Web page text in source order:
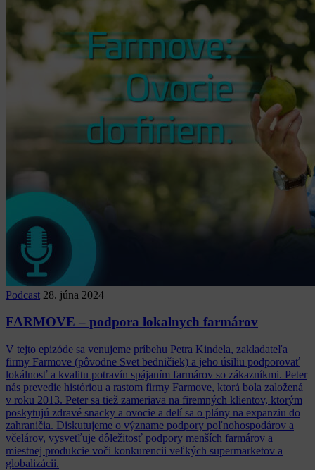
Podcast 28. júna 2024
FARMOVE – podpora lokalnych farmárov
V tejto epizóde sa venujeme príbehu Petra Kindela, zakladateľa
firmy Farmove (pôvodne Svet bedničiek) a jeho úsiliu podporovať
lokálnosť a kvalitu potravín spájaním farmárov so zákazníkmi. Peter
nás prevedie históriou a rastom firmy Farmove, ktorá bola založená
v roku 2013. Peter sa tiež zameriava na firemných klientov, ktorým
poskytujú zdravé snacky a ovocie a delí sa o plány na expanziu do
zahraničia. Diskutujeme o význame podpory poľnohospodárov a
včelárov, vysvetľuje dôležitosť podpory menších farmárov a
miestnej produkcie voči konkurencii veľkých supermarketov a
globalizácii.